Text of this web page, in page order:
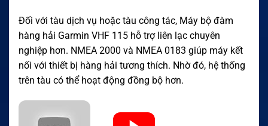
Đối với tàu dịch vụ hoặc tàu công tác, Máy bộ đàm
hàng hải Garmin VHF 115 hỗ trợ liên lạc chuyên
nghiệp hơn. NMEA 2000 và NMEA 0183 giúp máy kết
nối với thiết bị hàng hải tương thích. Nhờ đó, hệ thống
trên tàu có thể hoạt động đồng bộ hơn.